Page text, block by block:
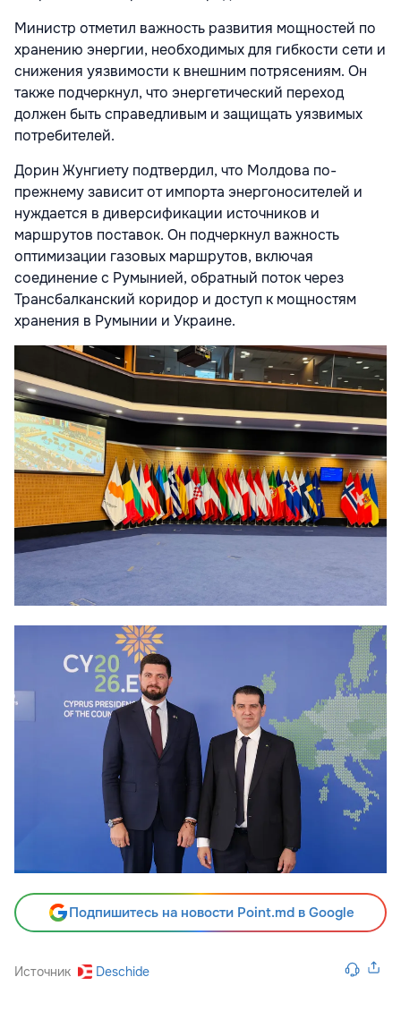
Министр отметил важность развития мощностей по
хранению энергии, необходимых для гибкости сети и
снижения уязвимости к внешним потрясениям. Он
также подчеркнул, что энергетический переход
должен быть справедливым и защищать уязвимых
потребителей.
Дорин Жунгиету подтвердил, что Молдова по-
прежнему зависит от импорта энергоносителей и
нуждается в диверсификации источников и
маршрутов поставок. Он подчеркнул важность
оптимизации газовых маршрутов, включая
соединение с Румынией, обратный поток через
Трансбалканский коридор и доступ к мощностям
хранения в Румынии и Украине.
Подпишитесь на новости Point.md в Google
Источник Deschide